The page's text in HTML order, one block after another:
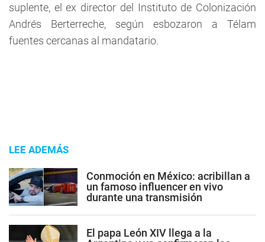
suplente, el ex director del Instituto de Colonización
Andrés Berterreche, según esbozaron a Télam
fuentes cercanas al mandatario.
LEE ADEMÁS
Conmoción en México: acribillan a
un famoso influencer en vivo
durante una transmisión
El papa León XIV llega a la